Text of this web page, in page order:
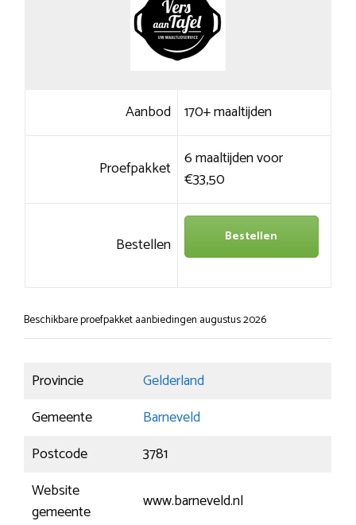
Aanbod 170+ maaltijden
Proefpakket 6 maaltijden voor
€33,50
Bestellen Bestellen
Beschikbare proefpakket aanbiedingen augustus 2026
Provincie
Gelderland
Gemeente
Barneveld
Postcode
3781
Website
gemeente
www.barneveld.nl